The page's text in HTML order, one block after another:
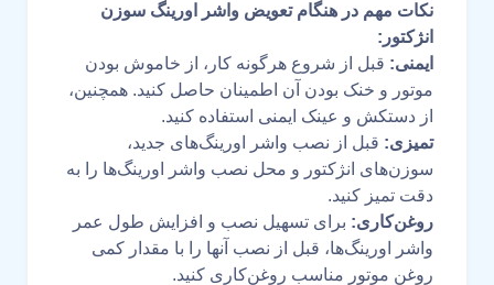
نکات مهم در هنگام تعویض واشر اورینگ سوزن
انژکتور:
ایمنی: قبل از شروع هرگونه کار، از خاموش بودن
موتور و خنک بودن آن اطمینان حاصل کنید. همچنین،
از دستکش و عینک ایمنی استفاده کنید.
تمیزی: قبل از نصب واشر اورینگ‌های جدید،
سوزن‌های انژکتور و محل نصب واشر اورینگ‌ها را به
دقت تمیز کنید.
روغن‌کاری: برای تسهیل نصب و افزایش طول عمر
واشر اورینگ‌ها، قبل از نصب آنها را با مقدار کمی
روغن موتور مناسب روغن‌کاری کنید.